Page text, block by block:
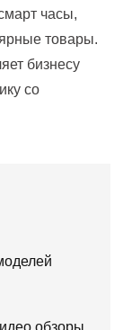
часы,
товары.
бизнесу
со